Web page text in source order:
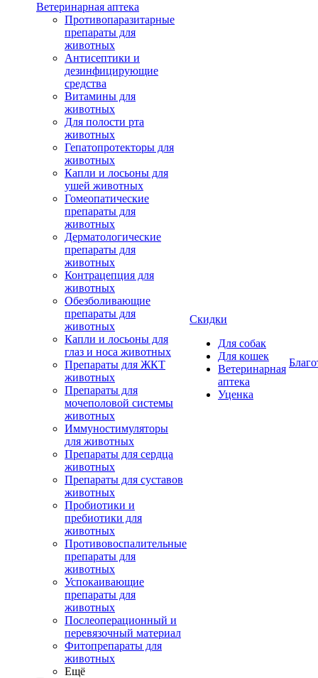
Ветеринарная аптека
Противопаразитарные
препараты для
животных
Антисептики и
дезинфицирующие
средства
Витамины для
животных
Для полости рта
животных
Гепатопротекторы для
животных
Капли и лосьоны для
ушей животных
Гомеопатические
препараты для
животных
Дерматологические
препараты для
животных
Контрацепция для
животных
Обезболивающие
препараты для
животных
Капли и лосьоны для
глаз и носа животных
Препараты для ЖКТ
животных
Препараты для
мочеполовой системы
животных
Иммуностимуляторы
для животных
Препараты для сердца
животных
Препараты для суставов
животных
Пробиотики и
пребиотики для
животных
Противовоспалительные
препараты для
животных
Успокаивающие
препараты для
животных
Послеоперационный и
перевязочный материал
Фитопрепараты для
животных
Ещё
Скидки
Для собак
Для кошек
Ветеринарная
аптека
Уценка